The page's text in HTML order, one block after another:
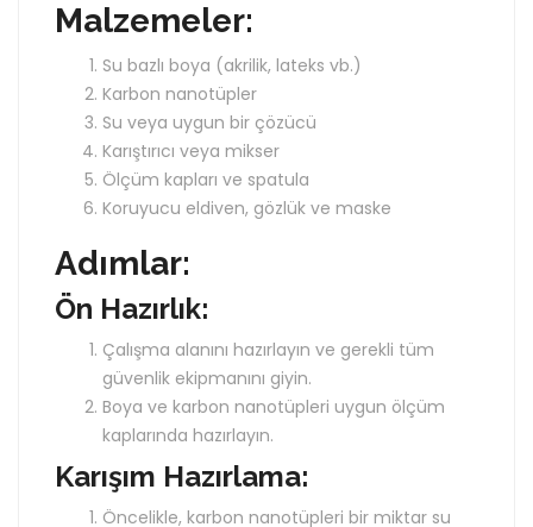
Malzemeler:
Su bazlı boya (akrilik, lateks vb.)
Karbon nanotüpler
Su veya uygun bir çözücü
Karıştırıcı veya mikser
Ölçüm kapları ve spatula
Koruyucu eldiven, gözlük ve maske
Adımlar:
Ön Hazırlık:
Çalışma alanını hazırlayın ve gerekli tüm
güvenlik ekipmanını giyin.
Boya ve karbon nanotüpleri uygun ölçüm
kaplarında hazırlayın.
Karışım Hazırlama:
Öncelikle, karbon nanotüpleri bir miktar su